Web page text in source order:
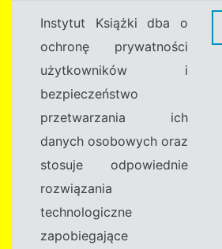
Instytut Książki dba o
ochronę prywatności
użytkowników i
bezpieczeństwo
przetwarzania ich
danych osobowych oraz
stosuje odpowiednie
rozwiązania
technologiczne
zapobiegające